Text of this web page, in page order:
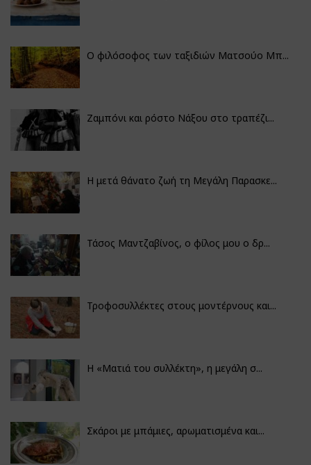
Ο φιλόσοφος των ταξιδιών Ματσούο Μπ...
Ζαμπόνι και ρόστο Νάξου στο τραπέζι...
Η μετά θάνατο ζωή τη Μεγάλη Παρασκε...
Τάσος Μαντζαβίνος, ο φίλος μου ο δρ...
Τροφοσυλλέκτες στους μοντέρνους και...
H «Ματιά του συλλέκτη», η μεγάλη σ...
Σκάροι με μπάμιες, αρωματισμένα και...